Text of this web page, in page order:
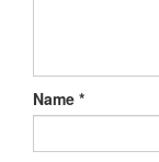
Name *